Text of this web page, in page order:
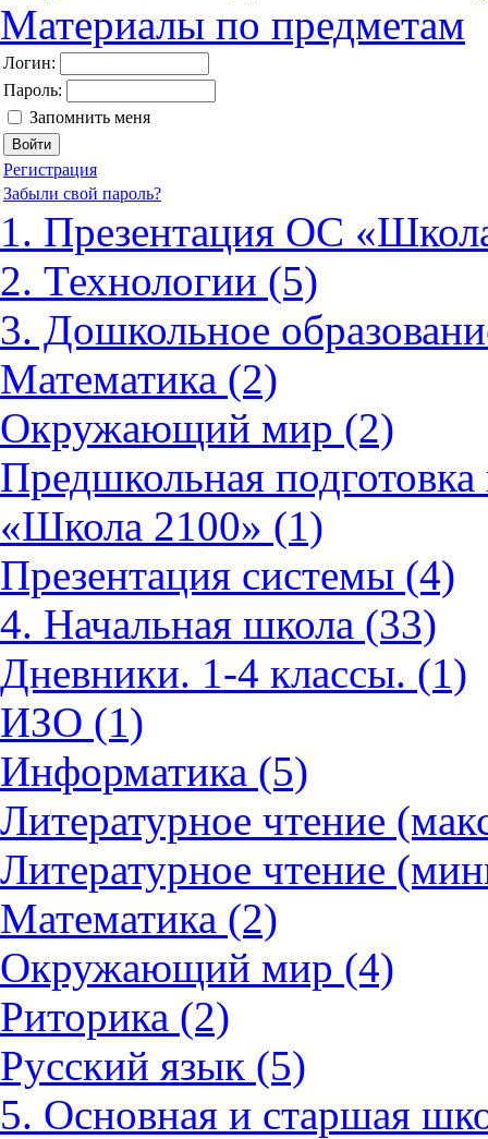
Материалы по предметам
Логин:
Пароль:
Запомнить меня
Регистрация
Забыли свой пароль?
1. Презентация ОС
2. Технологии (5)
3. Дошкольное
Математика (2)
Окружающий мир (2)
Предшкольная
«Школа 2100» (1)
Презентация системы (4)
4. Начальная школа (33)
Дневники. 1-4 классы. (1)
ИЗО (1)
Информатика (5)
Литературное чтение
Литературное чтение
Математика (2)
Окружающий мир (4)
Риторика (2)
Русский язык (5)
5. Основная и старшая